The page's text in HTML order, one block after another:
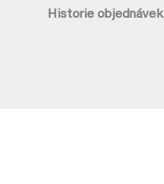
Historie objednávek